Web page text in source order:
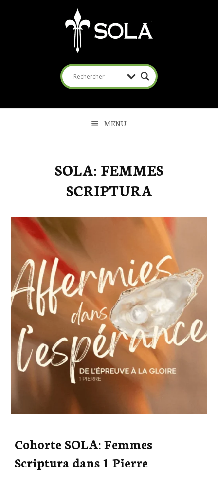
SOLA
Coalition pour l'Évangile
MENU
SOLA: FEMMES
SCRIPTURA
Cohorte SOLA: Femmes
Scriptura dans 1 Pierre